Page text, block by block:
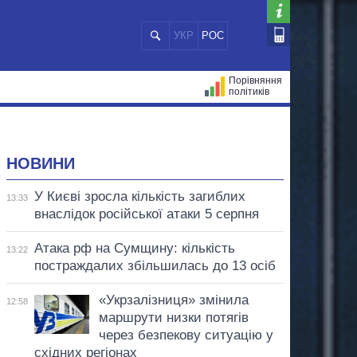
УКР РОС
Порівняння
політиків
НОВИНИ
13:33
У Києві зросла кількість загиблих
внаслідок російської атаки 5 серпня
13:22
Атака рф на Сумщину: кількість
постраждалих збільшилась до 13 осіб
12:58
«Укрзалізниця» змінила
маршрути низки потягів
через безпекову ситуацію у
східних регіонах